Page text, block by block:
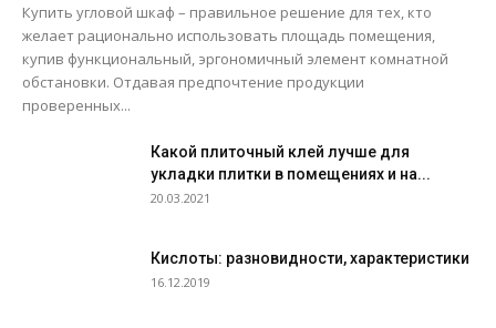
Купить угловой шкаф – правильное решение для тех, кто
желает рационально использовать площадь помещения,
купив функциональный, эргономичный элемент комнатной
обстановки. Отдавая предпочтение продукции
проверенных...
Какой плиточный клей лучше для
укладки плитки в помещениях и на...
20.03.2021
Кислоты: разновидности, характеристики
16.12.2019